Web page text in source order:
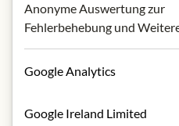
- of which saturated
Carbohydrates:
- of which sugar:
Protein:
Anonyme Auswertung zur
Fehlerbehebung und
Google Analytics
Google Ireland Limited